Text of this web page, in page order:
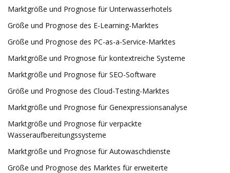
Marktgröße und Prognose für Unterwasserhotels
Größe und Prognose des E-Learning-Marktes
Größe und Prognose des PC-as-a-Service-Marktes
Marktgröße und Prognose für kontextreiche Systeme
Marktgröße und Prognose für SEO-Software
Größe und Prognose des Cloud-Testing-Marktes
Marktgröße und Prognose für Genexpressionsanalyse
Marktgröße und Prognose für verpackte
Wasseraufbereitungssysteme
Marktgröße und Prognose für Autowaschdienste
Größe und Prognose des Marktes für erweiterte